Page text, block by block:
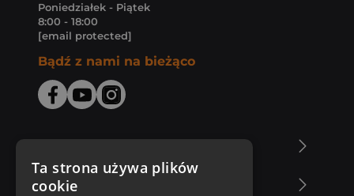
Poniedziałek - Piątek
8:00 - 18:00
[email protected]
Bądź z nami na bieżąco
Zakupy u nas
Ta strona używa plików
cookie